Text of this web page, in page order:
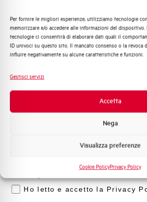
Per fornire le migliori esperienze, utilizziamo tecnologie
memorizzare e/o accedere alle informazioni del dispositivo.
tecnologie ci consentirà di elaborare dati quali il
ID univoci su questo sito. Il mancato consenso o la revoca
influire negativamente su alcune caratteristiche e funzioni.
Gestisci servizi
Accetta
Nega
Visualizza preferenze
Cookie PolicyPrivacy Policy
(%Icu)
Capacità dei terminali
secondo EN 60947-2
Temperatura di riferimento (°C)
Quali argomenti ti interessano
Distribuzione di Energia
Automazione Industriale
Sistema Quadri
Promozioni e offerte
Formazione tecnica
Voglio ricevere aggiornamenti,
Ho letto e accetto la Privacy